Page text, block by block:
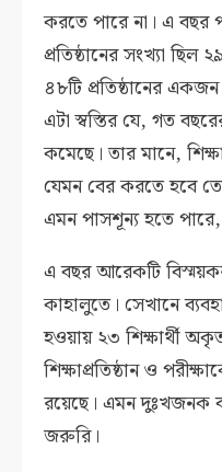
করতে পারে না। এ বছর
প্রতিষ্ঠানের সংখ্যা ছিল
৪৮টি প্রতিষ্ঠানের
এটা স্বস্তির যে, গত
কমেছে। তার মানে,
যেমন বের করতে হবে
এমন পাসশূন্য হতে
এ বছর আরেকটি
কাহালুতে। সেখানে
হওয়ায় ২৩ শিক্ষার্থী
শিক্ষাপ্রতিষ্ঠান ও
রয়েছে। এমন দুঃখজনক
জরুরি।